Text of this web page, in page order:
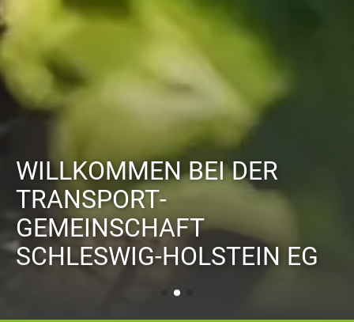
WILLKOMMEN BEI DER
TRANSPORT­
GEMEINSCHAFT
SCHLESWIG-HOLSTEIN EG